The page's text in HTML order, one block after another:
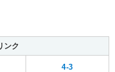
ンク
4-3